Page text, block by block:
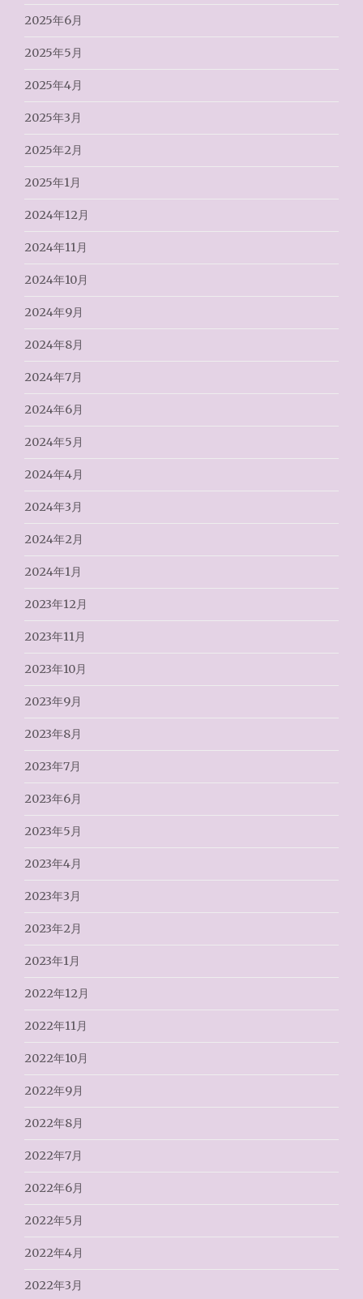
2025年6月
2025年5月
2025年4月
2025年3月
2025年2月
2025年1月
2024年12月
2024年11月
2024年10月
2024年9月
2024年8月
2024年7月
2024年6月
2024年5月
2024年4月
2024年3月
2024年2月
2024年1月
2023年12月
2023年11月
2023年10月
2023年9月
2023年8月
2023年7月
2023年6月
2023年5月
2023年4月
2023年3月
2023年2月
2023年1月
2022年12月
2022年11月
2022年10月
2022年9月
2022年8月
2022年7月
2022年6月
2022年5月
2022年4月
2022年3月